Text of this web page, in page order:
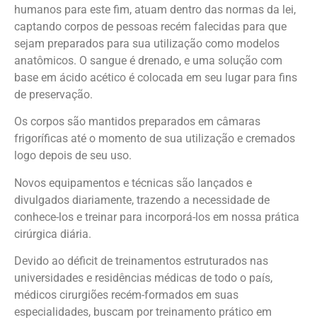
humanos para este fim, atuam dentro das normas da lei,
captando corpos de pessoas recém falecidas para que
sejam preparados para sua utilização como modelos
anatômicos. O sangue é drenado, e uma solução com
base em ácido acético é colocada em seu lugar para fins
de preservação.
Os corpos são mantidos preparados em câmaras
frigoríficas até o momento de sua utilização e cremados
logo depois de seu uso.
Novos equipamentos e técnicas são lançados e
divulgados diariamente, trazendo a necessidade de
conhece-los e treinar para incorporá-los em nossa prática
cirúrgica diária.
Devido ao déficit de treinamentos estruturados nas
universidades e residências médicas de todo o país,
médicos cirurgiões recém-formados em suas
especialidades, buscam por treinamento prático em